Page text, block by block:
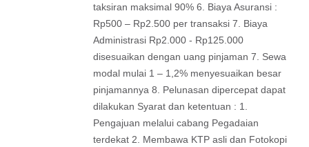
taksiran maksimal 90% 6. Biaya Asuransi :
Rp500 – Rp2.500 per transaksi 7. Biaya
Administrasi Rp2.000 - Rp125.000
disesuaikan dengan uang pinjaman 7. Sewa
modal mulai 1 – 1,2% menyesuaikan besar
pinjamannya 8. Pelunasan dipercepat dapat
dilakukan Syarat dan ketentuan : 1.
Pengajuan melalui cabang Pegadaian
terdekat 2. Membawa KTP asli dan Fotokopi